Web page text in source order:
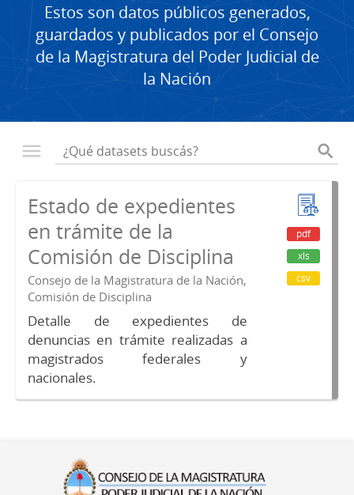
Estos son datos públicos generados,
guardados y publicados por el Consejo
de la Magistratura del Poder Judicial de
la Nación
Estado de expedientes
en trámite de la
Comisión de Disciplina
Consejo de la Magistratura de la Nación,
Comisión de Disciplina
Detalle de expedientes de
denuncias en trámite realizadas a
magistrados federales y
nacionales.
pdf
xls
csv